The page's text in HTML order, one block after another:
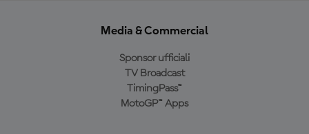
Media & Commercial
Sponsor ufficiali
TV Broadcast
TimingPass™
MotoGP™ Apps